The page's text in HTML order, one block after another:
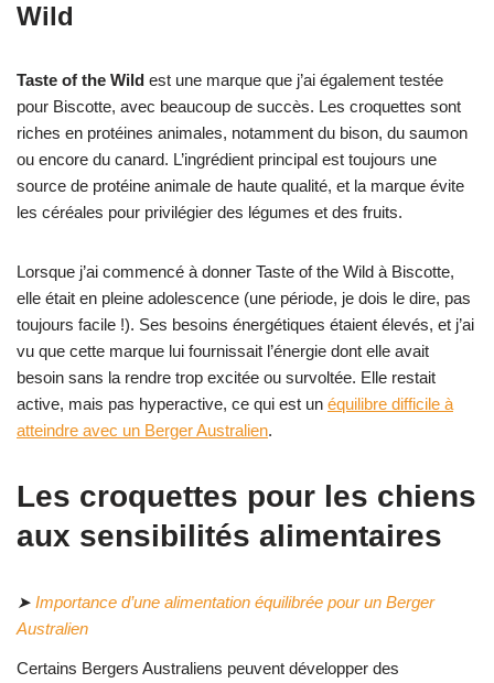
Wild
Taste of the Wild est une marque que j’ai également testée
pour Biscotte, avec beaucoup de succès. Les croquettes sont
riches en protéines animales, notamment du bison, du saumon
ou encore du canard. L’ingrédient principal est toujours une
source de protéine animale de haute qualité, et la marque évite
les céréales pour privilégier des légumes et des fruits.
Lorsque j’ai commencé à donner Taste of the Wild à Biscotte,
elle était en pleine adolescence (une période, je dois le dire, pas
toujours facile !). Ses besoins énergétiques étaient élevés, et j’ai
vu que cette marque lui fournissait l’énergie dont elle avait
besoin sans la rendre trop excitée ou survoltée. Elle restait
active, mais pas hyperactive, ce qui est un équilibre difficile à
atteindre avec un Berger Australien.
Les croquettes pour les chiens
aux sensibilités alimentaires
➤ Importance d’une alimentation équilibrée pour un Berger
Australien
Certains Bergers Australiens peuvent développer des